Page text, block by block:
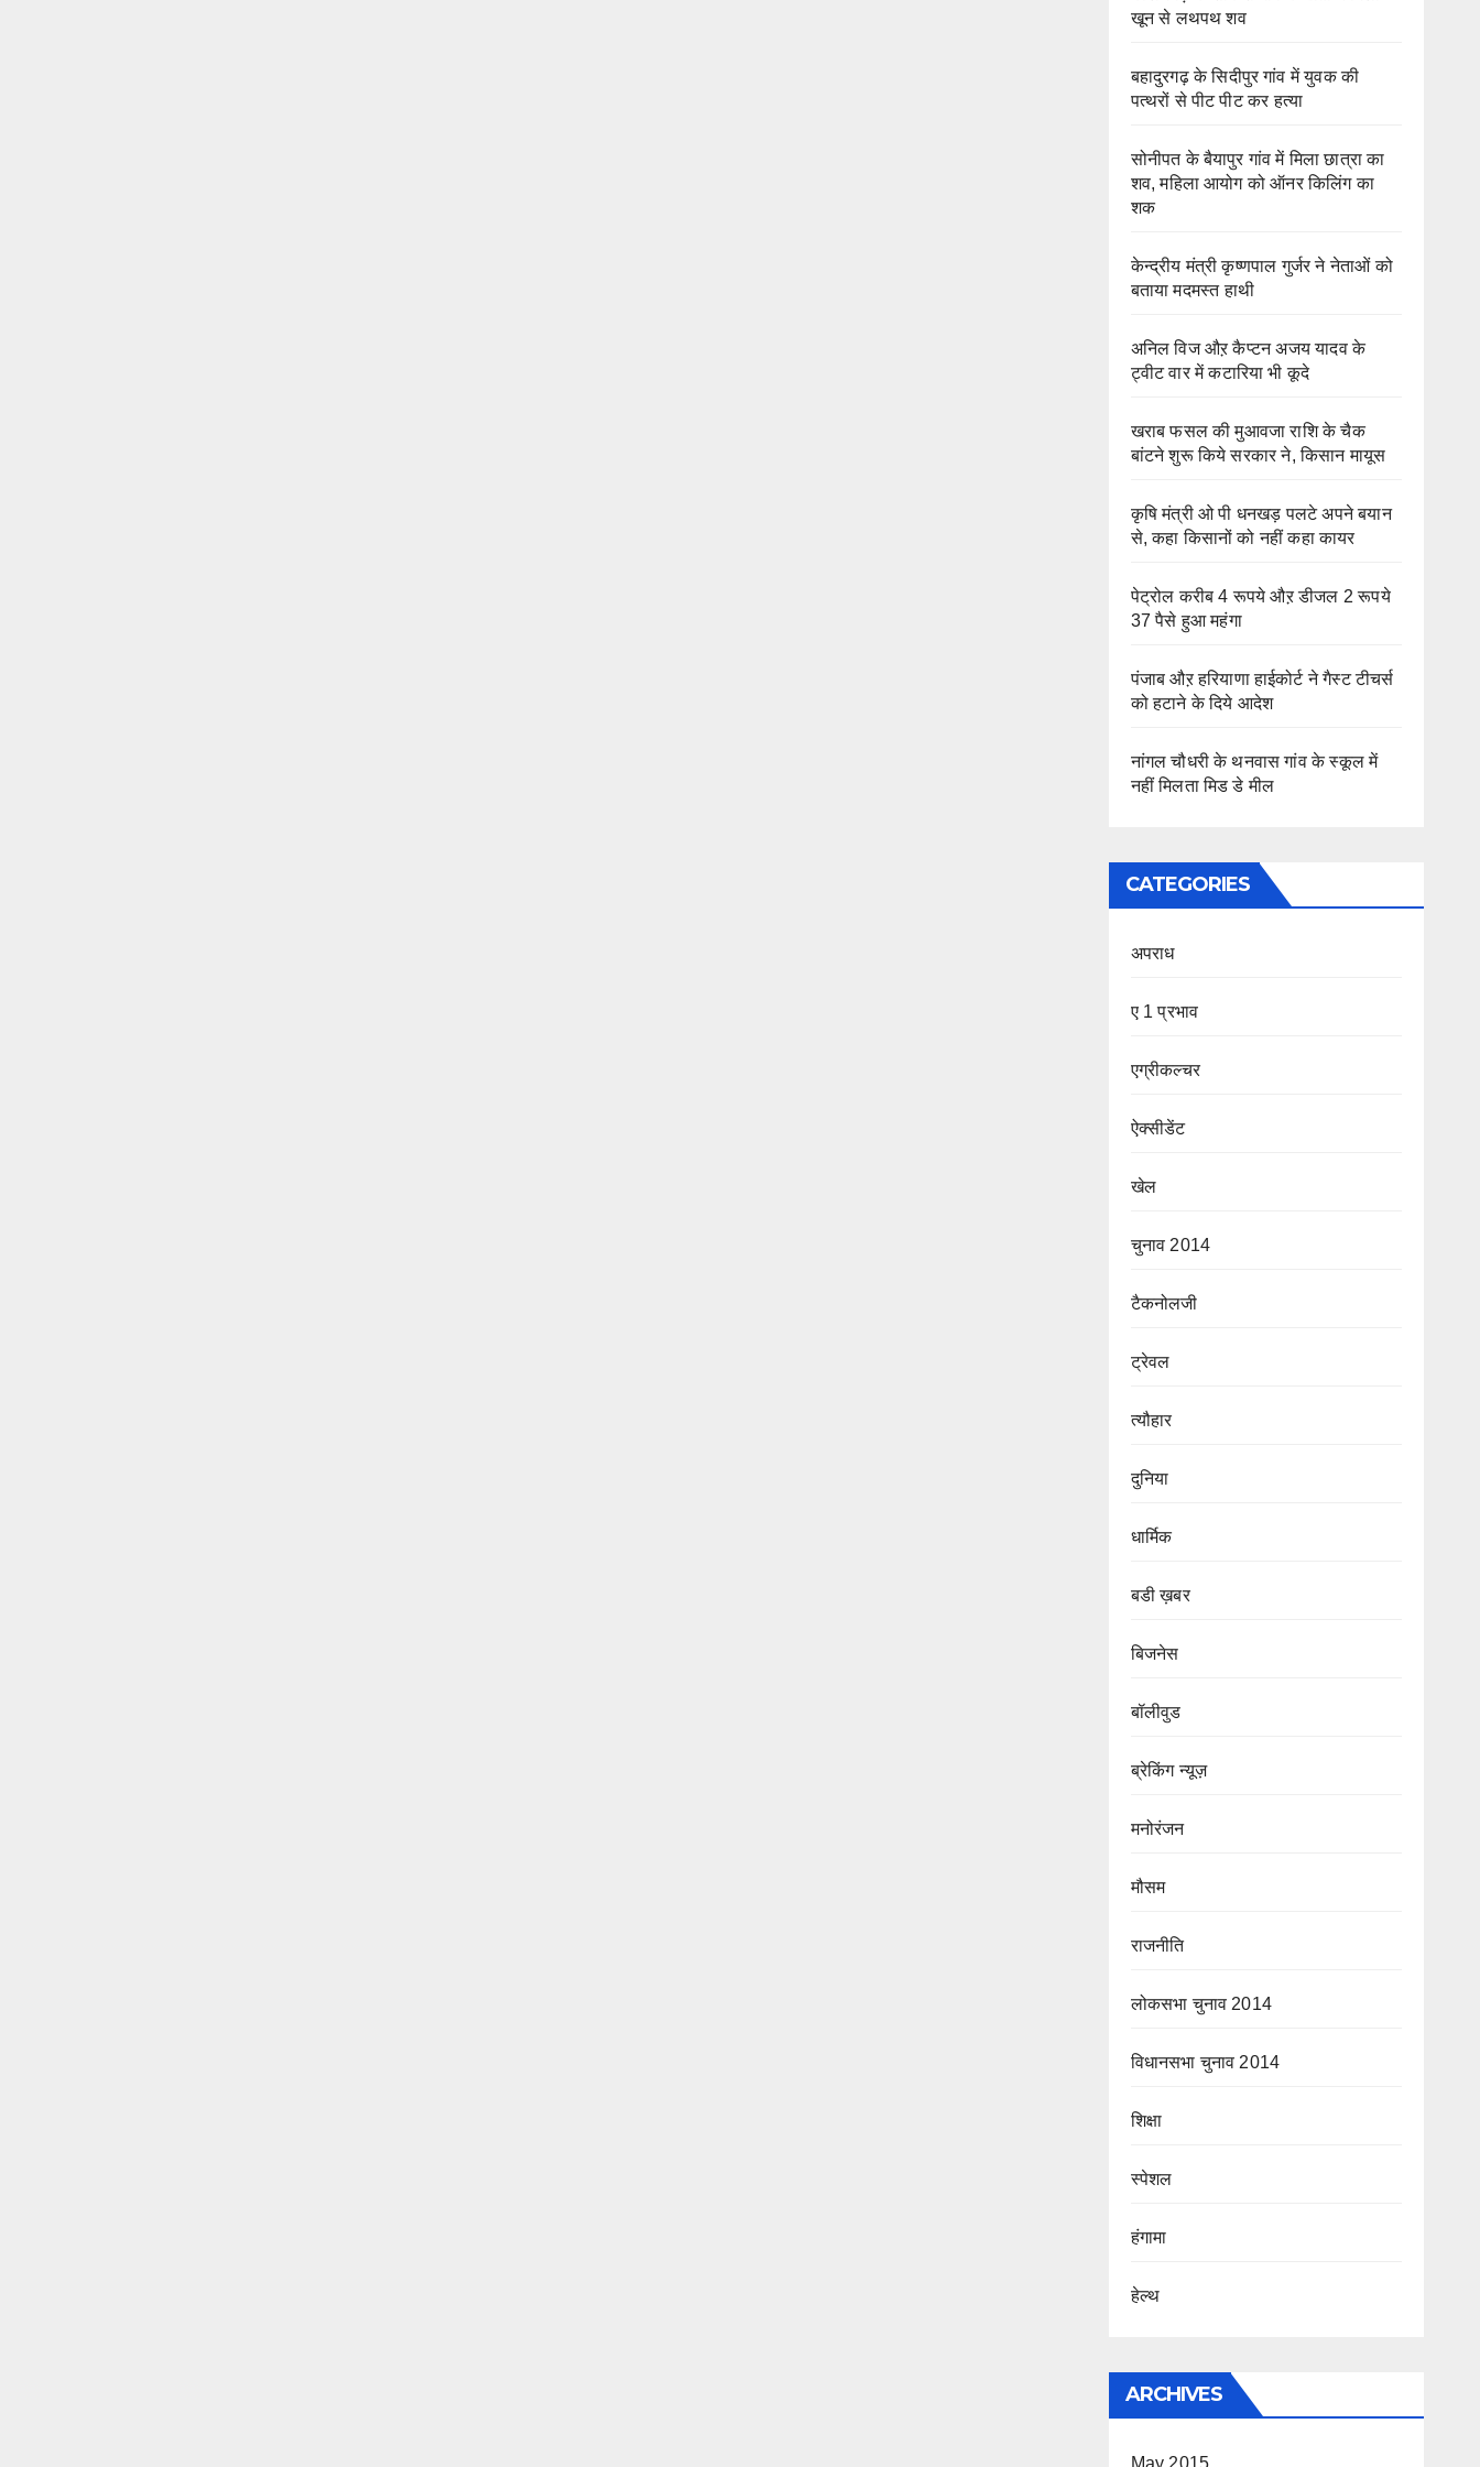
खून से लथपथ शव
बहादुरगढ़ के सिदीपुर गांव में युवक की
पत्थरों से पीट पीट कर हत्या
सोनीपत के बैयापुर गांव में मिला छात्रा का
शव, महिला आयोग को ऑनर किलिंग का
शक
केन्द्रीय मंत्री कृष्णपाल गुर्जर ने नेताओं को
बताया मदमस्त हाथी
अनिल विज औऱ कैप्टन अजय यादव के
ट्वीट वार में कटारिया भी कूदे
खराब फसल की मुआवजा राशि के चैक
बांटने शुरू किये सरकार ने, किसान मायूस
कृषि मंत्री ओ पी धनखड़ पलटे अपने बयान
से, कहा किसानों को नहीं कहा कायर
पेट्रोल करीब 4 रूपये औऱ डीजल 2 रूपये
37 पैसे हुआ महंगा
पंजाब औऱ हरियाणा हाईकोर्ट ने गैस्ट टीचर्स
को हटाने के दिये आदेश
नांगल चौधरी के थनवास गांव के स्कूल में
नहीं मिलता मिड डे मील
CATEGORIES
अपराध
ए 1 प्रभाव
एग्रीकल्चर
ऐक्सीडेंट
खेल
चुनाव 2014
टैकनोलजी
ट्रेवल
त्यौहार
दुनिया
धार्मिक
बडी ख़बर
बिजनेस
बॉलीवुड
ब्रेकिंग न्यूज़
मनोरंजन
मौसम
राजनीति
लोकसभा चुनाव 2014
विधानसभा चुनाव 2014
शिक्षा
स्पेशल
हंगामा
हेल्थ
ARCHIVES
May 2015